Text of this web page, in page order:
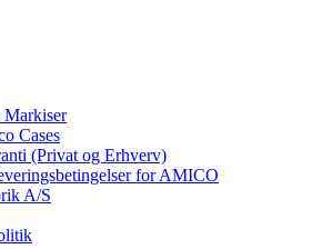
Cases
(Privat og Erhverv)
for AMICO
A/S